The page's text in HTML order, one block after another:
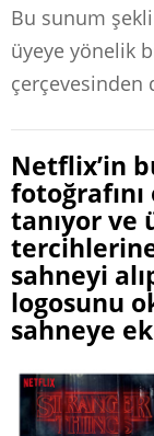
Bu sunum
üyeye yönelik
çerçevesinden
Netflix’in
tanıyor ve
sahneyi
logosunu
sahneye